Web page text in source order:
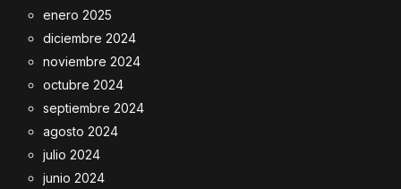
enero 2025
diciembre 2024
noviembre 2024
octubre 2024
septiembre 2024
agosto 2024
julio 2024
junio 2024